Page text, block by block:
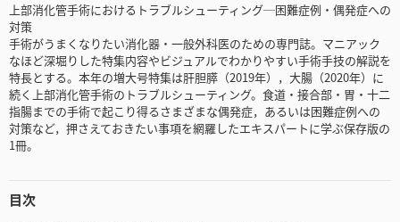
上部消化管手術におけるトラブルシューティング─困難症例・偶発症への
対策
手術がうまくなりたい消化器・一般外科医のための専門誌。マニアック
なほど深堀りした特集内容やビジュアルでわかりやすい手術手技の解説を
特長とする。本年の増大号特集は肝胆膵（2019年），大腸（2020年）に
続く上部消化管手術のトラブルシューティング。食道・接合部・胃・十二
指腸までの手術で起こり得るさまざまな偶発症，あるいは困難症例への
対策など，押さえておきたい事項を網羅したエキスパートに学ぶ保存版の
1冊。
目次